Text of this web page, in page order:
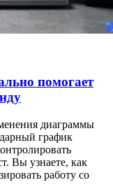
помогает
диаграммы
график
Вы узнаете, как
работу со